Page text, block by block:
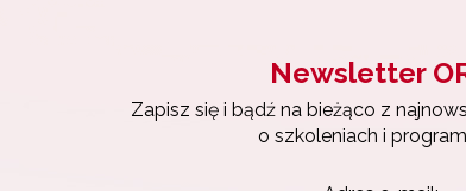
Newsletter
Zapisz się i bądź na bieżąco z
o szkoleniach i